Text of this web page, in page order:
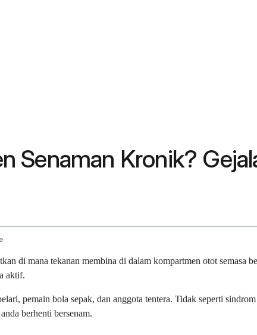
Senaman Kronik?
di mana tekanan membina di dalam kompartmen otot semasa
aktif.
pemain bola sepak, dan anggota tentera. Tidak seperti
berhenti bersenam.